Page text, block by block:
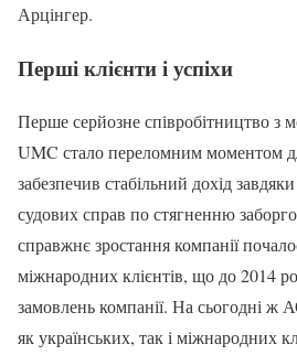
Арцінгер.
Перші клієнти і успіхи
Перше серйозне співробітництво з
UMC стало переломним моментом
забезпечив стабільний дохід
судових справ по стягненню
справжнє зростання компанії
міжнародних клієнтів, що до 2014
замовлень компанії. На сьогодні ж
як українських, так і міжнародних